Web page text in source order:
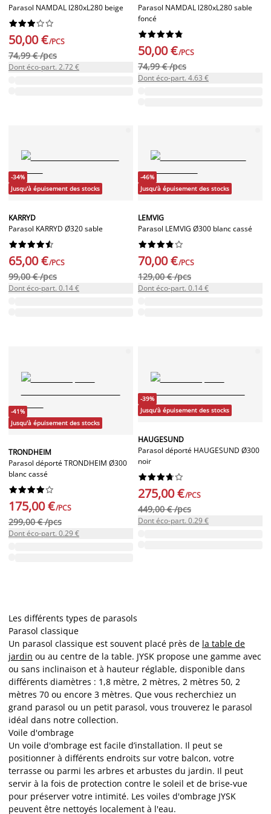
Parasol NAMDAL l280xL280 beige






50,00 €/PCS
74,99 € /pcs
Dont éco-part. 2.72 €
Parasol NAMDAL l280xL280 sable
foncé






50,00 €/PCS
74,99 € /pcs
Dont éco-part. 4.63 €
-34%
Jusqu'à épuisement des stocks
KARRYD
Parasol KARRYD Ø320 sable






65,00 €/PCS
99,00 € /pcs
Dont éco-part. 0.14 €
-46%
Jusqu'à épuisement des stocks
LEMVIG
Parasol LEMVIG Ø300 blanc cassé






70,00 €/PCS
129,00 € /pcs
Dont éco-part. 0.14 €
-41%
Jusqu'à épuisement des stocks
TRONDHEIM
Parasol déporté TRONDHEIM Ø300
blanc cassé






175,00 €/PCS
299,00 € /pcs
Dont éco-part. 0.29 €
-39%
Jusqu'à épuisement des stocks
HAUGESUND
Parasol déporté HAUGESUND Ø300
noir






275,00 €/PCS
449,00 € /pcs
Dont éco-part. 0.29 €
Les différents types de parasols
Parasol classique
Un parasol classique est souvent placé près de la table de
jardin ou au centre de la table. JYSK propose une gamme avec
ou sans inclinaison et à hauteur réglable, disponible dans
différents diamètres : 1,8 mètre, 2 mètres, 2 mètres 50, 2
mètres 70 ou encore 3 mètres. Que vous recherchiez un
grand parasol ou un petit parasol, vous trouverez le parasol
idéal dans notre collection.
Voile d'ombrage
Un voile d'ombrage est facile d’installation. Il peut se
positionner à différents endroits sur votre balcon, votre
terrasse ou parmi les arbres et arbustes du jardin. Il peut
servir à la fois de protection contre le soleil et de brise-vue
pour préserver votre intimité. Les voiles d'ombrage JYSK
peuvent être nettoyés localement à l'eau.